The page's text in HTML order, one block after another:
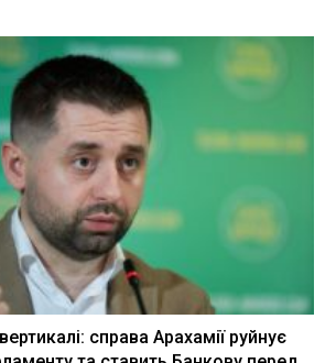
справа Арахамії руйнує